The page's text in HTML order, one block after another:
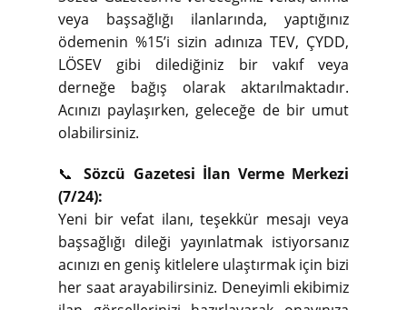
veya başsağlığı ilanlarında, yaptığınız
ödemenin %15’i sizin adınıza TEV, ÇYDD,
LÖSEV gibi dilediğiniz bir vakıf veya
derneğe bağış olarak aktarılmaktadır.
Acınızı paylaşırken, geleceğe de bir umut
olabilirsiniz.
📞Sözcü Gazetesi İlan Verme Merkezi
(7/24):
Yeni bir vefat ilanı, teşekkür mesajı veya
başsağlığı dileği yayınlatmak istiyorsanız
acınızı en geniş kitlelere ulaştırmak için bizi
her saat arayabilirsiniz. Deneyimli ekibimiz